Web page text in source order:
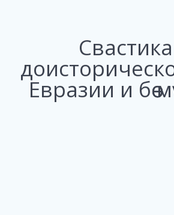
Евразии и бөө